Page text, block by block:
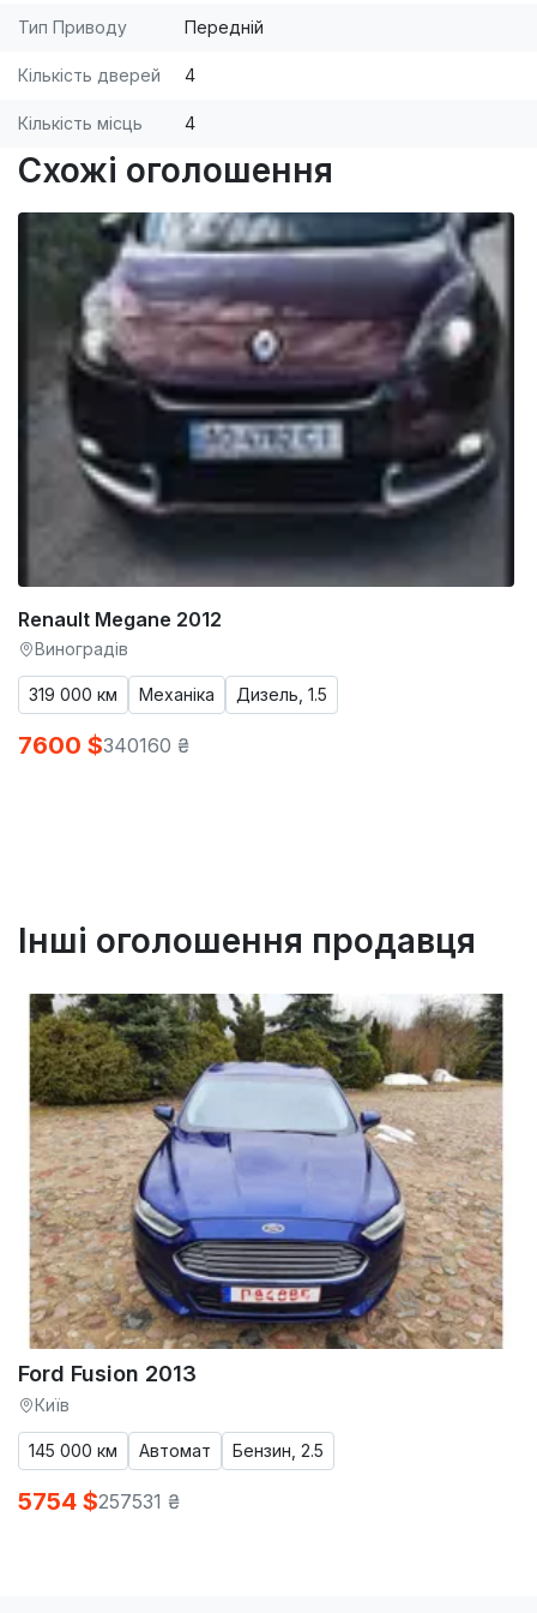
Тип Приводу Передній
Кількість дверей 4
Кількість місць 4
Схожі оголошення
Renault Megane 2012
Виноградів
319 000 км Механіка Дизель, 1.5
7600 $340160 ₴
Інші оголошення продавця
Ford Fusion 2013
Київ
145 000 км Автомат Бензин, 2.5
5754 $257531 ₴